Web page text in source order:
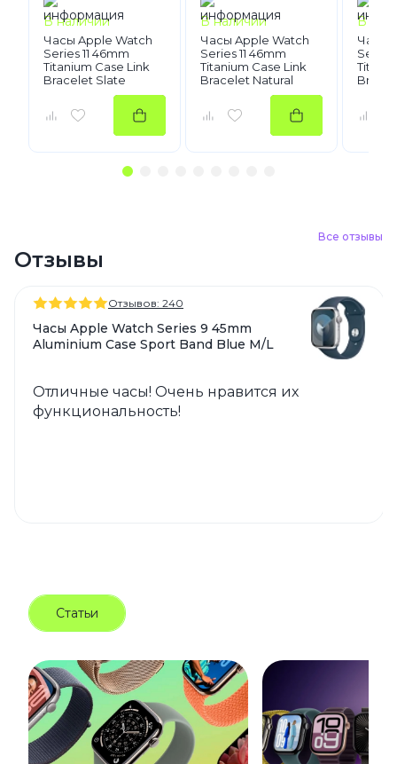
В наличии
Часы Apple Watch
Series 11 46mm
Titanium Case Link
Bracelet Slate
В наличии
Часы Apple Watch
Series 11 46mm
Titanium Case Link
Bracelet Natural
В
Часы
Series
Отзывы
Все отзывы
Отзывов: 240
Часы Apple Watch Series 9 45mm
Aluminium Case Sport Band Blue M/L
Отличные часы! Очень нравится их
функциональность!
Статьи